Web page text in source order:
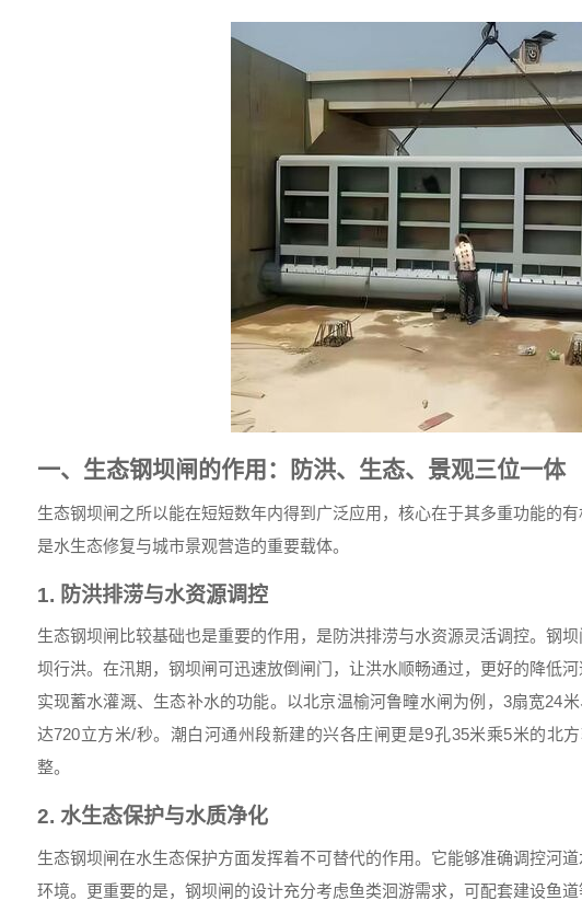
一、生态钢坝闸的作用：防洪、生态、景观三位一体
生态钢坝闸之所以能在短短数年内得到广泛应用，核心在于其多重功能的
是水生态修复与城市景观营造的重要载体。
1. 防洪排涝与水资源调控
生态钢坝闸比较基础也是重要的作用，是防洪排涝与水资源灵活调控。钢
坝行洪。在汛期，钢坝闸可迅速放倒闸门，让洪水顺畅通过，更好的降低
实现蓄水灌溉、生态补水的功能。以北京温榆河鲁疃水闸为例，3扇宽24
达720立方米/秒。潮白河通州段新建的兴各庄闸更是9孔35米乘5米的北
整。
2. 水生态保护与水质净化
生态钢坝闸在水生态保护方面发挥着不可替代的作用。它能够准确调控河
环境。更重要的是，钢坝闸的设计充分考虑鱼类洄游需求，可配套建设鱼